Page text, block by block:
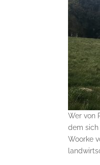
Wer von
dem sich
Woorke